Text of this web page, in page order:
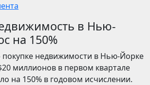
в Нью-
на 150%
покупке недвижимости в Нью-Йорке
миллионов в первом квартале
на 150% в годовом исчислении.